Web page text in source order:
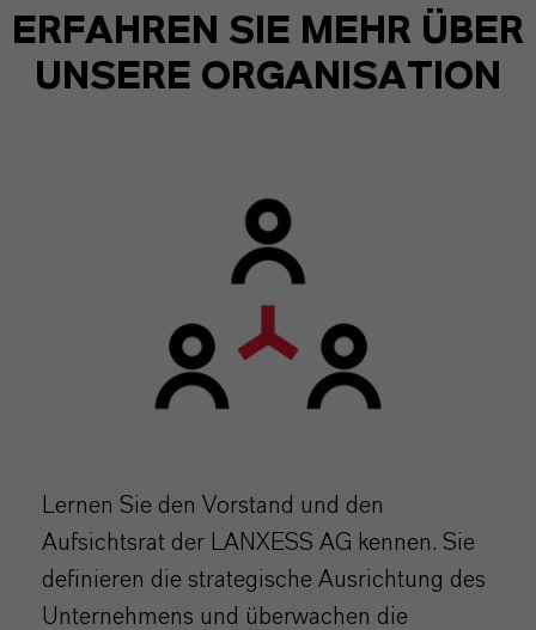
ERFAHREN SIE MEHR ÜBER
UNSERE ORGANISATION
Lernen Sie den Vorstand und den
Aufsichtsrat der LANXESS AG kennen. Sie
definieren die strategische Ausrichtung des
Unternehmens und überwachen die